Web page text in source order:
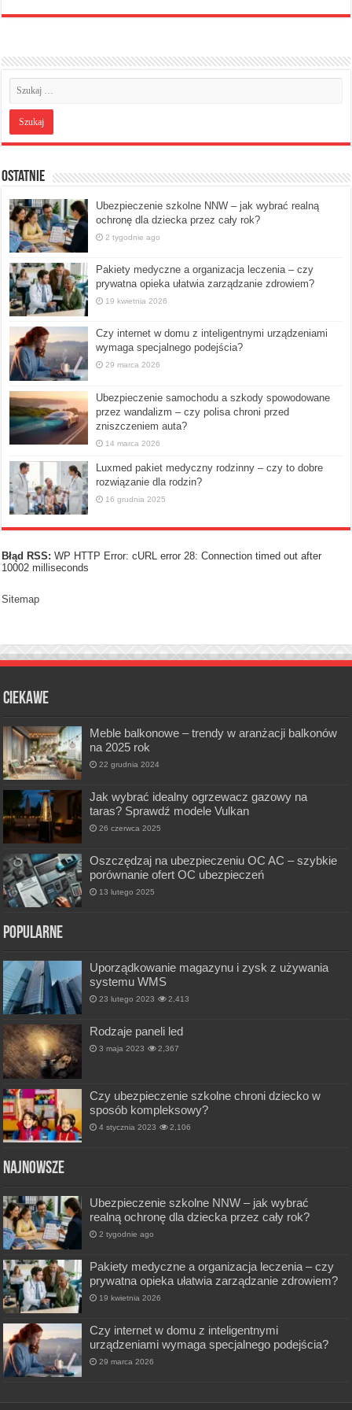
Ostatnie
Ubezpieczenie szkolne NNW – jak wybrać realną
ochronę dla dziecka przez cały rok?
2 tygodnie ago
Pakiety medyczne a organizacja leczenia – czy
prywatna opieka ułatwia zarządzanie zdrowiem?
19 kwietnia 2026
Czy internet w domu z inteligentnymi urządzeniami
wymaga specjalnego podejścia?
29 marca 2026
Ubezpieczenie samochodu a szkody spowodowane
przez wandalizm – czy polisa chroni przed
zniszczeniem auta?
14 marca 2026
Luxmed pakiet medyczny rodzinny – czy to dobre
rozwiązanie dla rodzin?
16 grudnia 2025
Błąd RSS: WP HTTP Error: cURL error 28: Connection timed out after
10002 milliseconds
Sitemap
Ciekawe
Meble balkonowe – trendy w aranżacji balkonów
na 2025 rok
22 grudnia 2024
Jak wybrać idealny ogrzewacz gazowy na
taras? Sprawdź modele Vulkan
26 czerwca 2025
Oszczędzaj na ubezpieczeniu OC AC – szybkie
porównanie ofert OC ubezpieczeń
13 lutego 2025
Popularne
Uporządkowanie magazynu i zysk z używania
systemu WMS
23 lutego 2023 2,413
Rodzaje paneli led
3 maja 2023 2,367
Czy ubezpieczenie szkolne chroni dziecko w
sposób kompleksowy?
4 stycznia 2023 2,106
Najnowsze
Ubezpieczenie szkolne NNW – jak wybrać
realną ochronę dla dziecka przez cały rok?
2 tygodnie ago
Pakiety medyczne a organizacja leczenia – czy
prywatna opieka ułatwia zarządzanie zdrowiem?
19 kwietnia 2026
Czy internet w domu z inteligentnymi
urządzeniami wymaga specjalnego podejścia?
29 marca 2026